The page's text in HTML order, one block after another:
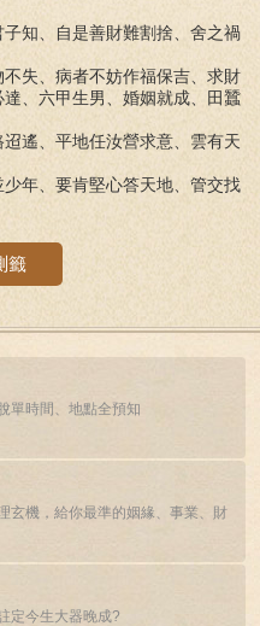
知、自是善財難割捨、舍之禍
失、病者不妨作福保吉、求財
、六甲生男、婚姻就成、田蠶
遙、平地任汝營求意、雲有天
年、要肯堅心答天地、管交找
籤
單時間、地點全預知
玄機，給你最準的姻緣、事業、財
定今生大器晚成?